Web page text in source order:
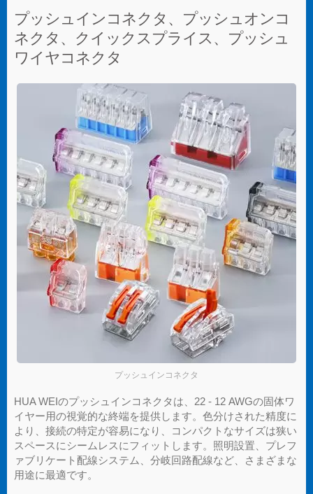
プッシュインコネクタ、プッシュオンコ
ネクタ、クイックスプライス、プッシュ
ワイヤコネクタ
プッシュインコネクタ
HUA WEIのプッシュインコネクタは、22 - 12 AWGの固体ワ
イヤー用の視覚的な終端を提供します。色分けされた精度に
より、接続の特定が容易になり、コンパクトなサイズは狭い
スペースにシームレスにフィットします。照明設置、プレフ
ァブリケート配線システム、分岐回路配線など、さまざまな
用途に最適です。